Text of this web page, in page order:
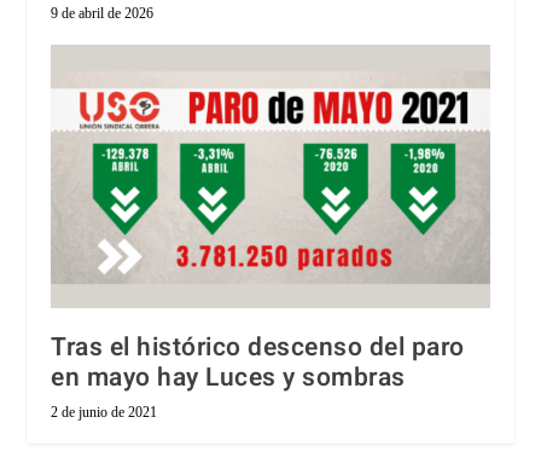
9 de abril de 2026
Tras el histórico descenso del paro
en mayo hay Luces y sombras
2 de junio de 2021